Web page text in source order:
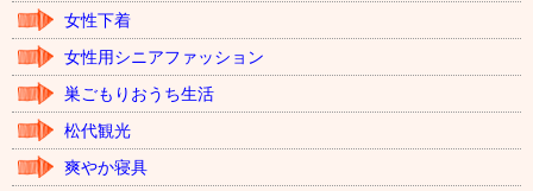
女性下着
女性用シニアファッション
巣ごもりおうち生活
松代観光
爽やか寝具